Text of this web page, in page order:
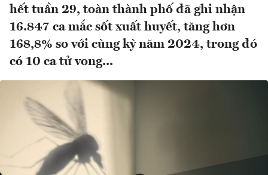
hết tuần 29, toàn thành phố đã ghi nhận
16.847 ca mắc sốt xuất huyết, tăng hơn
168,8% so với cùng kỳ năm 2024, trong đó
có 10 ca tử vong...